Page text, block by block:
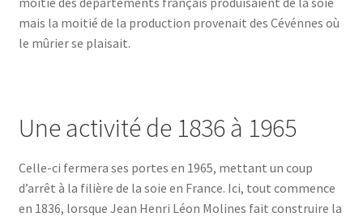
mais la moitié de la production provenait des Cévénnes où
le mûrier se plaisait.
Une activité de 1836 à 1965
Celle-ci fermera ses portes en 1965, mettant un coup
d’arrêt à la filière de la soie en France. Ici, tout commence
en 1836, lorsque Jean Henri Léon Molines fait construire la